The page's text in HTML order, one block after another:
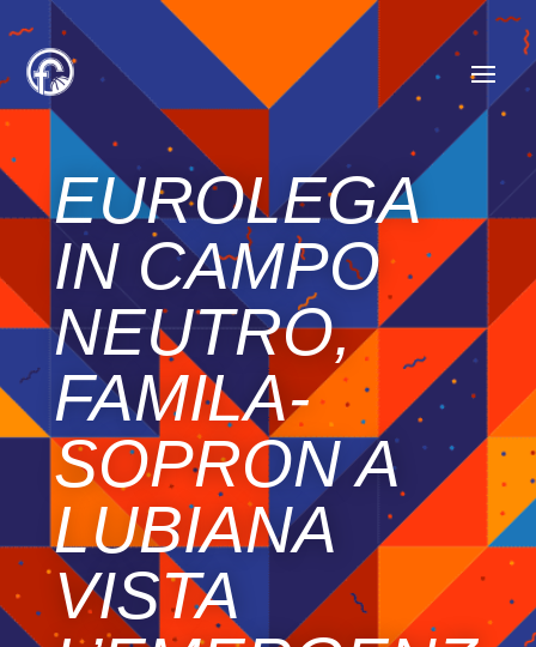
EUROLEGA
IN CAMPO
NEUTRO,
FAMILA-
SOPRON A
LUBIANA
VISTA